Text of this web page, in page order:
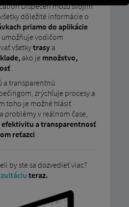
Dispečeri môžu svojim
dôležité informácie o
priamo do aplikácie
vodičom
všetkytrasya
ako je množstvo,
.
a transparentnú
zrýchľuje procesy a
toho je možné hlásiť
problémy v reálnom čase,
efektivitu a transparentnosť
reťazci .
by ste sa dozvedieť viac?
teraz.